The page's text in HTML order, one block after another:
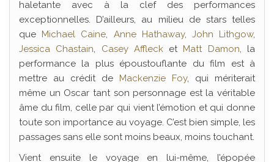
haletante avec à la clef des performances
exceptionnelles. D’ailleurs, au milieu de stars telles
que Michael Caine, Anne Hathaway, John Lithgow,
Jessica Chastain, Casey Afflecket Matt Damon, la
performance la plus époustouflante du film est à
mettre au crédit de Mackenzie Foy, qui mériterait
même un Oscar tant son personnage est la véritable
âme du film, celle par qui vient l’émotion et qui donne
toute son importance au voyage. C’est bien simple, les
passages sans elle sont moins beaux, moins touchant.
Vient ensuite le voyage en lui-même, l’épopée